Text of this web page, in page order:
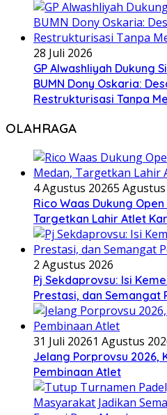
28 Juli 2026
GP Alwashliyah Dukung
BUMN Dony Oskaria:
Restrukturisasi Tanpa
OLAHRAGA
4 Agustus 20265
Rico Waas Dukung
Targetkan Lahir Atlet
2 Agustus 2026
Pj Sekdaprovsu: Isi
Prestasi, dan Semangat
31 Juli 20261 Agustus
Jelang Porprovsu 2026,
Pembinaan Atlet